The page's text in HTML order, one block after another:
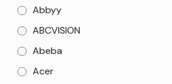
Abbyy
ABCVISION
Abeba
Acer